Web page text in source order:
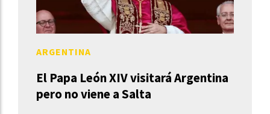
El Papa León XIV visitará Argentina
pero no viene a Salta
ARGENTINA